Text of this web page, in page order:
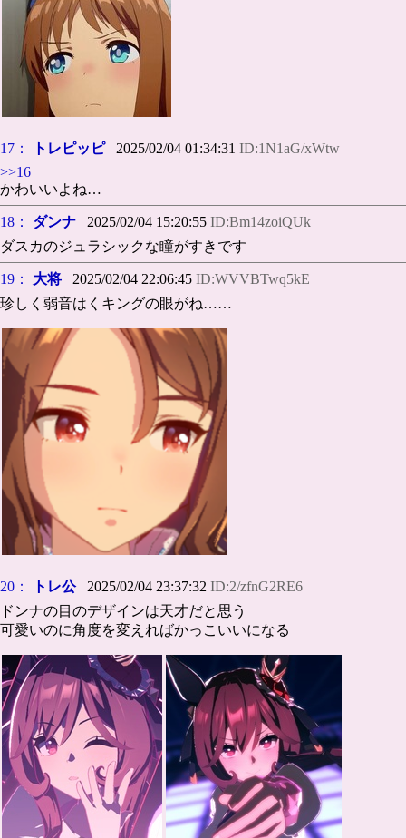
17： トレピッピ2025/02/04 01:34:31 ID:1N1aG/xWtw
>>16
かわいいよね…
18： ダンナ 2025/02/04 15:20:55 ID:Bm14zoiQUk
ダスカのジュラシックな瞳がすきです
19： 大将 2025/02/04 22:06:45 ID:WVVBTwq5kE
珍しく弱音はくキングの眼がね……
20： トレ公2025/02/04 23:37:32 ID:2/zfnG2RE6
ドンナの目のデザインは天才だと思う
可愛いのに角度を変えればかっこいいになる